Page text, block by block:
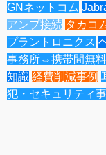
GNネットコム
アンプ接続 タカコ
プラントロニクス
事務所⇔携帯間無料
知識 経費削減事例
犯・セキュリティ